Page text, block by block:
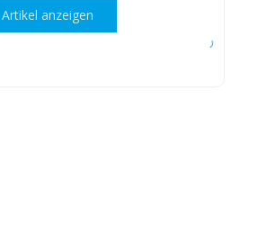
Artikel anzeigen